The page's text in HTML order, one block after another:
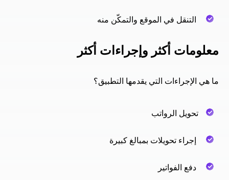
التنقل في الموقع والتمكّن منه
معلومات أكثر وإجراءات أكثر
ما هي الإجراءات التي يقدمها التطبيق؟
تحويل الرواتب
إجراء تحويلات بمبالغ كبيرة
دفع الفواتير